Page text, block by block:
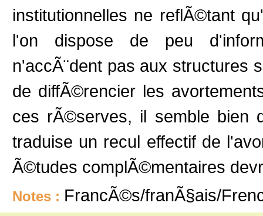
institutionnelles ne reflÃ©tant
l'on dispose de peu
n'accÃ¨dent pas aux structures
de diffÃ©rencier les
ces rÃ©serves, il semble bien
traduise un recul effectif de
Ã©tudes complÃ©mentaires
Notes : FrancÃ©s/franÃ§ais/